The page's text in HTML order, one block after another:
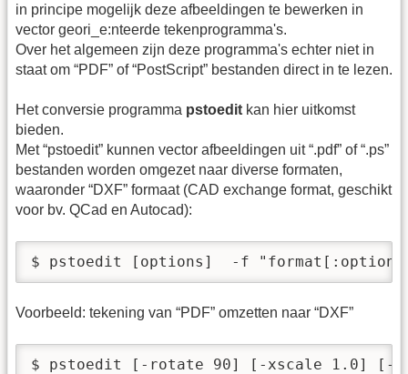
in principe mogelijk deze afbeeldingen te bewerken in
vector geori_e:nteerde tekenprogramma's.
Over het algemeen zijn deze programma's echter niet in
staat om “PDF” of “PostScript” bestanden direct in te lezen.
Het conversie programma pstoedit kan hier uitkomst
bieden.
Met “pstoedit” kunnen vector afbeeldingen uit “.pdf” of “.ps”
bestanden worden omgezet naar diverse formaten,
waaronder “DXF” formaat (CAD exchange format, geschikt
voor bv. QCad en Autocad):
$ pstoedit [options]  -f
Voorbeeld: tekening van “PDF” omzetten naar “DXF”
$ pstoedit [-rotate 90] [-xscale 1.0] [-